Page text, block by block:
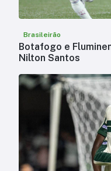
Brasileirão
Botafogo e
Nilton Santos